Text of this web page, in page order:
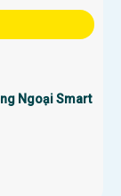
Ngoại Smart